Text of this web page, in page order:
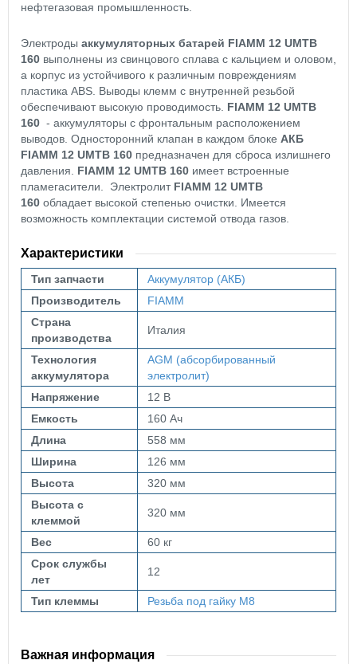
нефтегазовая промышленность.
Электроды аккумуляторных батарей FIAMM 12 UMTB
160 выполнены из свинцового сплава с кальцием и оловом,
а корпус из устойчивого к различным повреждениям
пластика ABS. Выводы клемм с внутренней резьбой
обеспечивают высокую проводимость. FIAMM 12 UMTB
160 - аккумуляторы с фронтальным расположением
выводов. Односторонний клапан в каждом блоке АКБ
FIAMM 12 UMTB 160 предназначен для сброса излишнего
давления. FIAMM 12 UMTB 160 имеет встроенные
пламегасители. Электролит FIAMM 12 UMTB
160 обладает высокой степенью очистки. Имеется
возможность комплектации системой отвода газов.
Характеристики
Тип запчасти
Аккумулятор (АКБ)
Производитель
FIAMM
Страна
производства
Италия
Технология
аккумулятора
AGM (абсорбированный
электролит)
Напряжение
12 В
Емкость
160 Ач
Длина
558 мм
Ширина
126 мм
Высота
320 мм
Высота с
клеммой
320 мм
Вес
60 кг
Срок службы
лет
12
Тип клеммы Резьба под гайку М8
Важная информация